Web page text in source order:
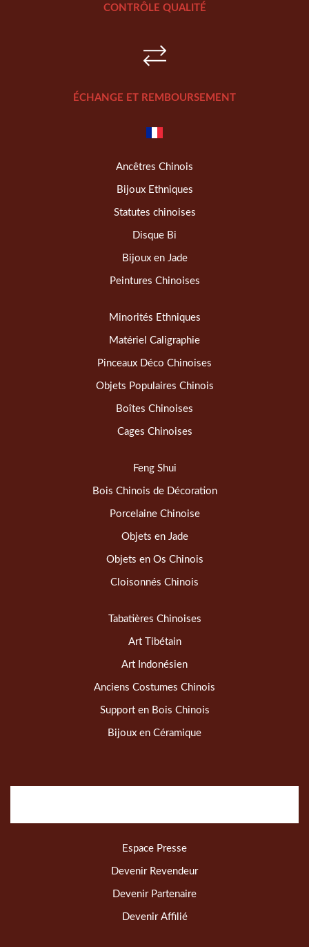
CONTRÔLE QUALITÉ
ÉCHANGE ET REMBOURSEMENT
Ancêtres Chinois
Bijoux Ethniques
Statutes chinoises
Disque Bi
Bijoux en Jade
Peintures Chinoises
Minorités Ethniques
Matériel Caligraphie
Pinceaux Déco Chinoises
Objets Populaires Chinois
Boîtes Chinoises
Cages Chinoises
Feng Shui
Bois Chinois de Décoration
Porcelaine Chinoise
Objets en Jade
Objets en Os Chinois
Cloisonnés Chinois
Tabatières Chinoises
Art Tibétain
Art Indonésien
Anciens Costumes Chinois
Support en Bois Chinois
Bijoux en Céramique
Espace Presse
Devenir Revendeur
Devenir Partenaire
Devenir Affilié